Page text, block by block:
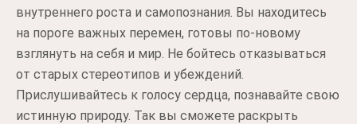
внутреннего роста и самопознания. Вы находитесь
на пороге важных перемен, готовы по-новому
взглянуть на себя и мир. Не бойтесь отказываться
от старых стереотипов и убеждений.
Прислушивайтесь к голосу сердца, познавайте свою
истинную природу. Так вы сможете раскрыть